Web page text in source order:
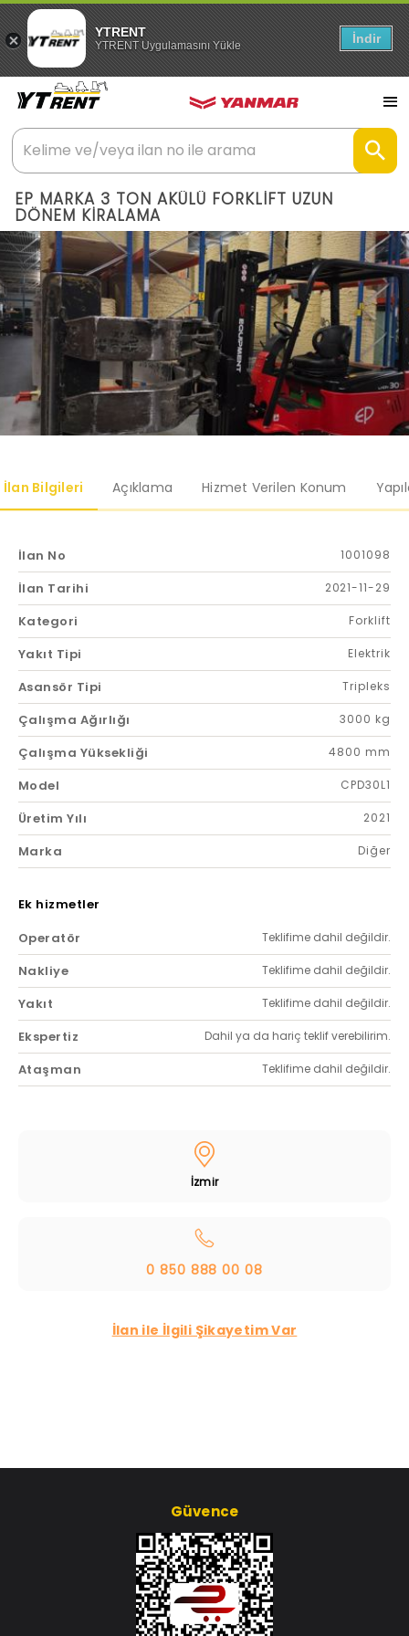
YTRENT
YTRENT Uygulamasını Yükle İndir
EP MARKA 3 TON AKÜLÜ FORKLİFT UZUN
DÖNEM KİRALAMA
İlan Bilgileri Açıklama Hizmet Verilen Konum
İlan No 1001098
İlan Tarihi 2021-11-29
Kategori Forklift
Yakıt Tipi Elektrik
Asansör Tipi Tripleks
Çalışma Ağırlığı 3000 kg
Çalışma Yüksekliği 4800 mm
Model CPD30L1
Üretim Yılı 2021
Marka Diğer
Ek hizmetler
Operatör
Teklifime dahil değildir.
Nakliye Teklifime dahil değildir.
Yakıt Teklifime dahil değildir.
Ekspertiz Dahil ya da hariç teklif verebilirim.
Ataşman Teklifime dahil değildir.
İzmir
0 850 888 00 08
İlan ile İlgili Şikayetim Var
Güvence